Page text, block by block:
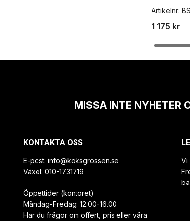
Artikelnr:
1 175 kr
MISSA INTE NYHETER
KONTAKTA OSS
E-post: info@koksgrossen.se
Växel: 010-1731719
Öppettider (kontoret)
Måndag-Fredag: 12.00-16.00
Har du frågor om offert, pris eller våra
Vi